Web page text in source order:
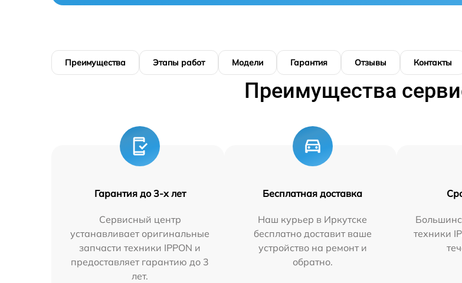
Преимущества Этапы работ Модели Гарантия Отзывы Контакты
Преимущества
Гарантия до 3-х лет
Сервисный центр
устанавливает оригинальные
запчасти техники IPPON и
предоставляет гарантию до 3
лет.
Бесплатная доставка
Наш курьер в Иркутске
бесплатно доставит ваше
устройство на ремонт и
обратно.
техники